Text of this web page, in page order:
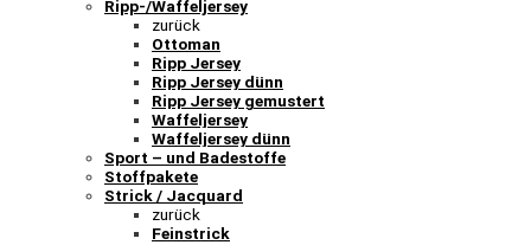
Ripp-/Waffeljersey
zurück
Ottoman
Ripp Jersey
Ripp Jersey dünn
Ripp Jersey gemustert
Waffeljersey
Waffeljersey dünn
Sport – und Badestoffe
Stoffpakete
Strick / Jacquard
zurück
Feinstrick